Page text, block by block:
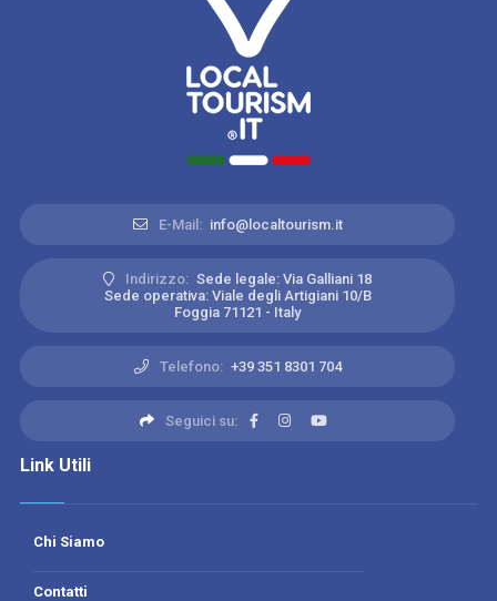
E-Mail: info@localtourism.it
Indirizzo: Sede legale: Via Galliani 18
Sede operativa: Viale degli Artigiani 10/B
Foggia 71121 - Italy
Telefono: +39 351 8301 704
Seguici su:
Link Utili
Chi Siamo
Contatti